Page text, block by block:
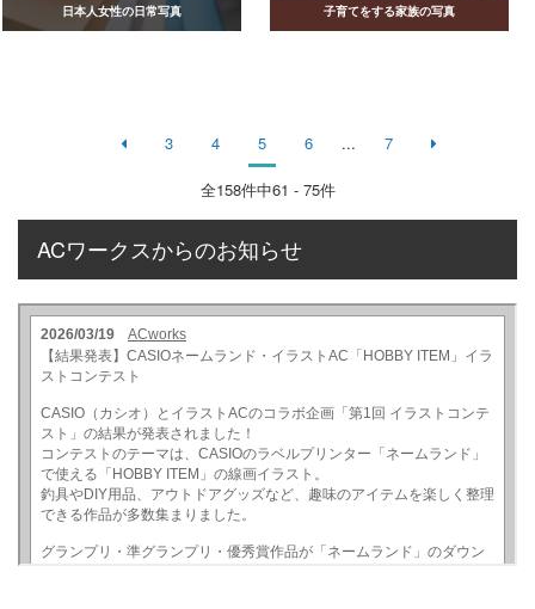
日本人女性の日常写真 子育てをする家族の写真
3 4 5 6 ... 7
全158件中61 - 75件
ACワークスからのお知らせ